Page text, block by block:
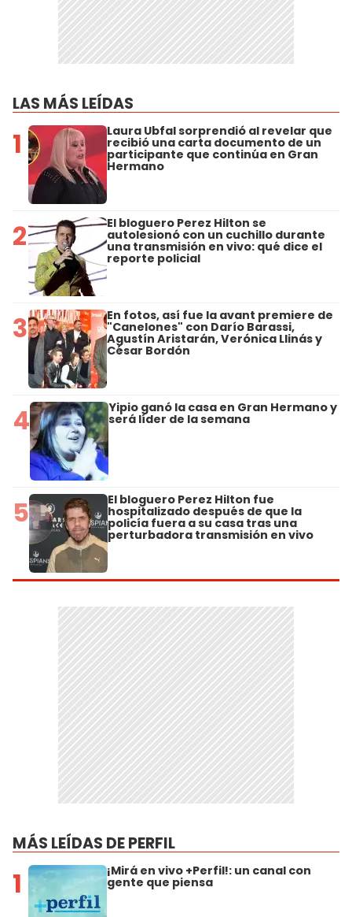
LAS MÁS LEÍDAS
1 Laura Ubfal sorprendió al revelar que
recibió una carta documento de un
participante que continúa en Gran
Hermano
2 El bloguero Perez Hilton se
autolesionó con un cuchillo durante
una transmisión en vivo: qué dice el
reporte policial
3 En fotos, así fue la avant premiere de
"Canelones" con Darío Barassi,
Agustín Aristarán, Verónica Llinás y
César Bordón
4 Yipio ganó la casa en Gran Hermano y
será líder de la semana
5 El bloguero Perez Hilton fue
hospitalizado después de que la
policía fuera a su casa tras una
perturbadora transmisión en vivo
MÁS LEÍDAS DE PERFIL
1 ¡Mirá en vivo +Perfil!: un canal con
gente que piensa